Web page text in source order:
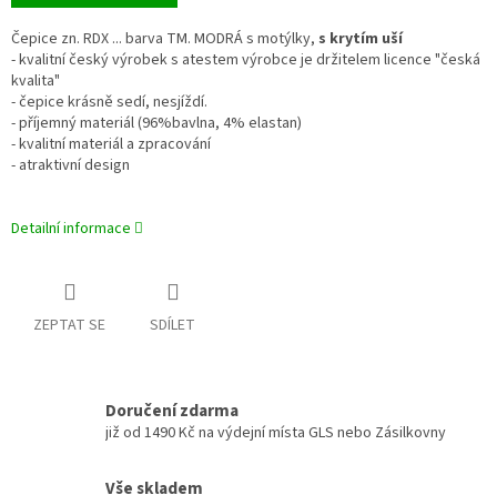
Čepice zn. RDX ... barva TM. MODRÁ s motýlky, s krytím uší
- kvalitní český výrobek s atestem výrobce je držitelem licence "česká
kvalita"
- čepice krásně sedí, nesjíždí.
- příjemný materiál (96%bavlna, 4% elastan)
- kvalitní materiál a zpracování
- atraktivní design
Detailní informace
ZEPTAT SE SDÍLET
Doručení zdarma
již od 1490 Kč na výdejní místa GLS nebo Zásilkovny
Vše skladem